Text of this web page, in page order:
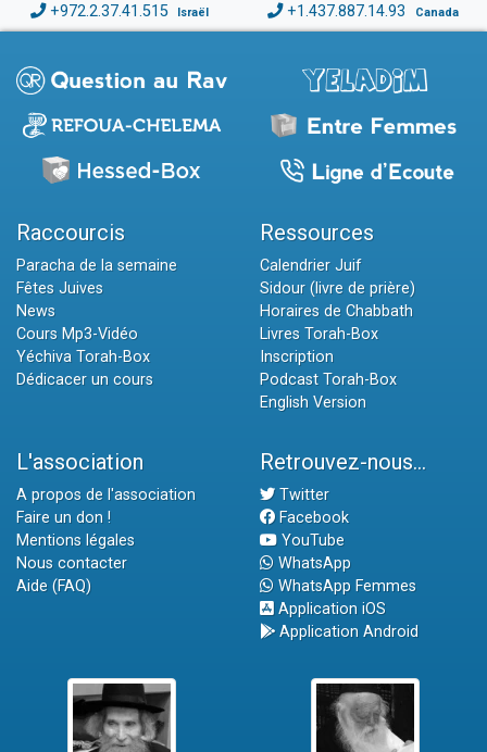
+972.2.37.41.515 Israël +1.437.887.14.93 Canada
Raccourcis
Paracha de la semaine
Fêtes Juives
News
Cours Mp3-Vidéo
Yéchiva Torah-Box
Dédicacer un cours
Ressources
Calendrier Juif
Sidour (livre de prière)
Horaires de Chabbath
Livres Torah-Box
Inscription
Podcast Torah-Box
English Version
L'association
A propos de l'association
Faire un don !
Mentions légales
Nous contacter
Aide (FAQ)
Retrouvez-nous...
Twitter
Facebook
YouTube
WhatsApp
WhatsApp Femmes
Application iOS
Application Android